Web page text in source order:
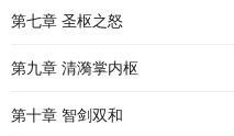
第七章 圣枢之怒
第九章 清漪掌内枢
第十章 智剑双和